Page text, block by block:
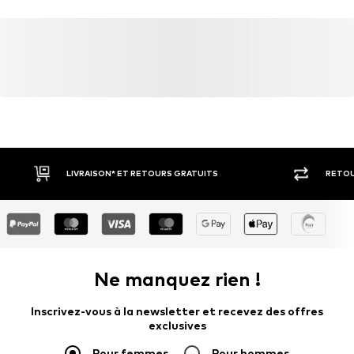
LIVRAISON* ET RETOURS GRATUITS
Ne manquez rien !
Inscrivez-vous à la newsletter et recevez des offres
exclusives